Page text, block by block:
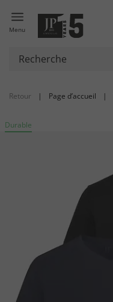
Menu
Retour | Page d’accueil |
Durable